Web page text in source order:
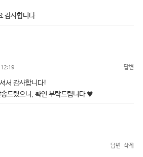
감사합니다
답변
서 감사합니다!
드렸으니, 확인 부탁드립니다 ♥
답변 삭제